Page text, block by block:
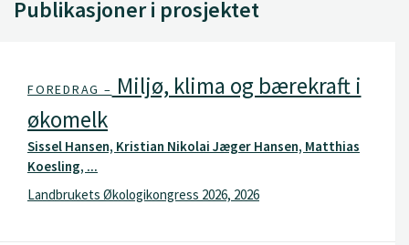
Publikasjoner i prosjektet
FOREDRAG – Miljø, klima og bærekraft i
økomelk
Sissel Hansen, Kristian Nikolai Jæger Hansen, Matthias
Koesling, ...
Landbrukets Økologikongress 2026, 2026